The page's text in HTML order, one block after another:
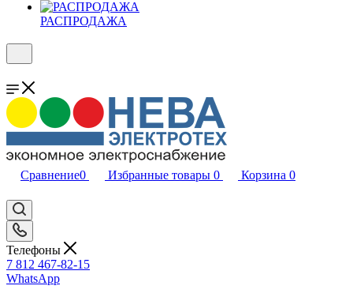
РАСПРОДАЖА
Сравнение0 Избранные товары 0 Корзина 0
Телефоны
7 812 467-82-15
WhatsApp